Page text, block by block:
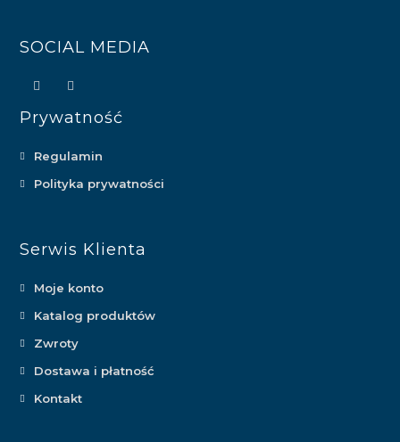
SOCIAL MEDIA
Prywatność
Regulamin
Polityka prywatności
Serwis Klienta
Moje konto
Katalog produktów
Zwroty
Dostawa i płatność
Kontakt